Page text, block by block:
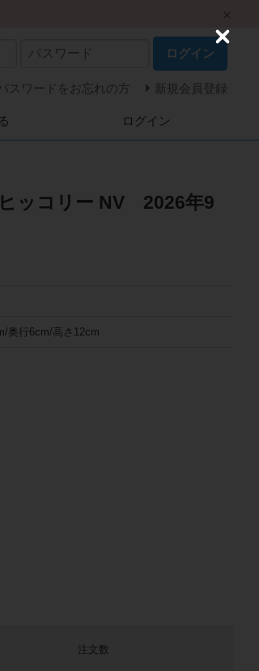
ログイン
スワードをお忘れの方 新規会員登録
ログイン
ッコリー NV 2026年9
奥行6cm/高さ12cm
注文数
C
o
s
e